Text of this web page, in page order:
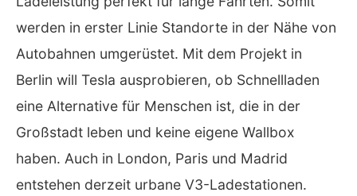
werden in erster Linie Standorte in der Nähe von
Autobahnen umgerüstet. Mit dem Projekt in
Berlin will Tesla ausprobieren, ob Schnellladen
eine Alternative für Menschen ist, die in der
Großstadt leben und keine eigene Wallbox
haben. Auch in London, Paris und Madrid
entstehen derzeit urbane V3-Ladestationen.